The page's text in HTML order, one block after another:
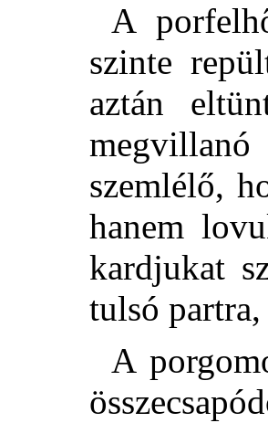
A
szinte
aztán
szemlélő,
hanem
kardjukat
tulsó
A